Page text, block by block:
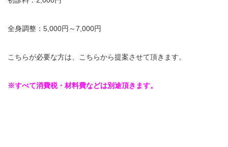
全身調整：5,000円～7,000円
こちらが必要な方は、こちらから提案させて頂きます。
※すべて消費税・材料費などは別途頂きます。